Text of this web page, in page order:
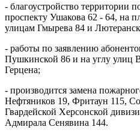
- благоустройство территории
проспекту Ушакова 62 - 64, на
улицам Гмырева 84 и
- работы по заявлению
Пушкинской 86 и на углу улиц
Герцена;
- производится замена
Нефтяников 19, Фритаун 115,
Гвардейской Херсонской
Адмирала Сенявина 144.